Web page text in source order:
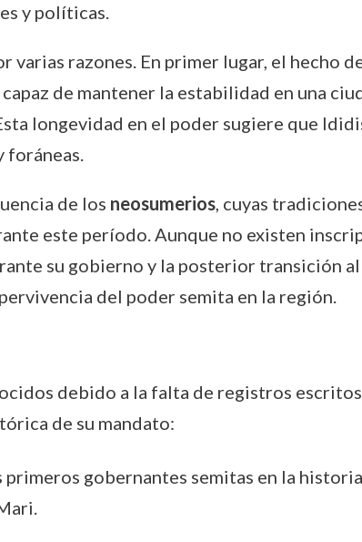
y políticas.
razones. En primer lugar, el hecho
de mantener la estabilidad en una
longevidad en el poder sugiere que
foráneas.
de los neosumerios, cuyas
este período. Aunque no existen
su gobierno y la posterior transición
del poder semita en la región.
debido a la falta de registros
de su mandato:
gobernantes semitas en la